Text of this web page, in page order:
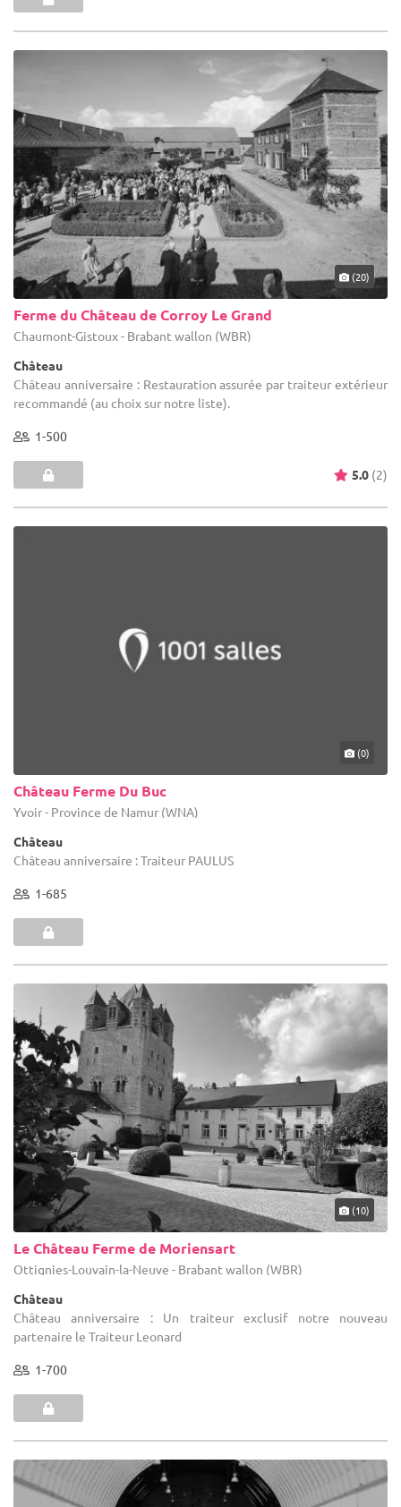
(20)
Ferme du Château de Corroy Le Grand
Chaumont-Gistoux - Brabant wallon (WBR)
Château
Château anniversaire : Restauration assurée par traiteur extérieur
recommandé (au choix sur notre liste).
1-500
5.0 (2)
(0)
Château Ferme Du Buc
Yvoir - Province de Namur (WNA)
Château
Château anniversaire : Traiteur PAULUS
1-685
(10)
Le Château Ferme de Moriensart
Ottignies-Louvain-la-Neuve - Brabant wallon (WBR)
Château
Château anniversaire : Un traiteur exclusif notre nouveau
partenaire le Traiteur Leonard
1-700